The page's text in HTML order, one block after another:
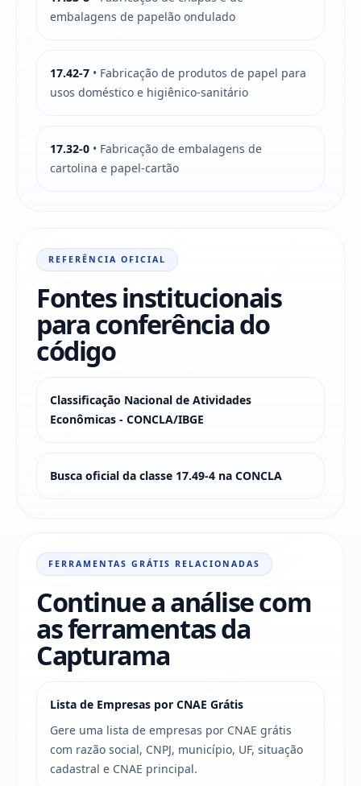
embalagens de papelão ondulado
17.42-7 • Fabricação de produtos de papel para
usos doméstico e higiênico-sanitário
17.32-0 • Fabricação de embalagens de
cartolina e papel-cartão
REFERÊNCIA OFICIAL
Fontes institucionais
para conferência do
código
Classificação Nacional de Atividades
Econômicas - CONCLA/IBGE
Busca oficial da classe 17.49-4 na CONCLA
FERRAMENTAS GRÁTIS RELACIONADAS
Continue a análise com
as ferramentas da
Capturama
Lista de Empresas por CNAE Grátis
Gere uma lista de empresas por CNAE grátis
com razão social, CNPJ, município, UF, situação
cadastral e CNAE principal.